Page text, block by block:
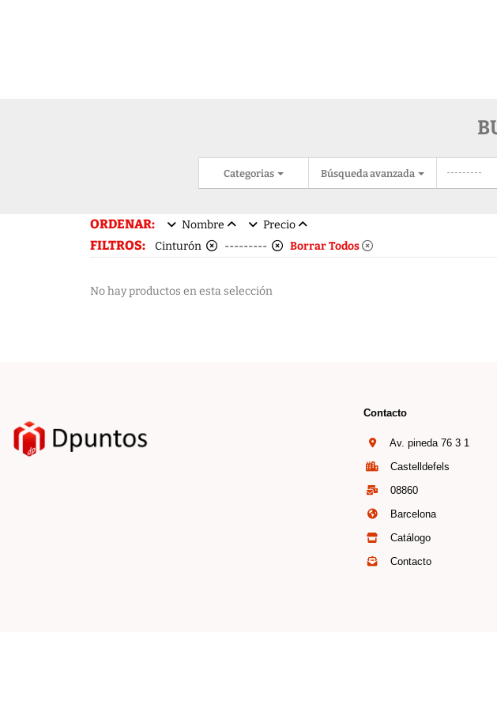
Categorias Búsqueda avanzada
ORDENAR: Nombre Precio
FILTROS: Cinturón --------- Borrar Todos
No hay productos en esta selección
Contacto
Av. pineda 76 3 1
Castelldefels
08860
Barcelona
Catálogo
Contacto